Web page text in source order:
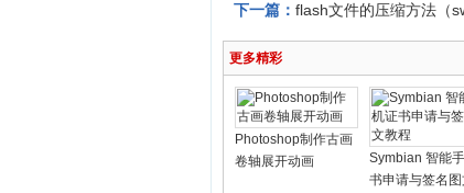
下一篇： flash文件的压缩方法（
更多精彩
Photoshop制作古画
卷轴展开动画
Symbian 智能
书申请与签名